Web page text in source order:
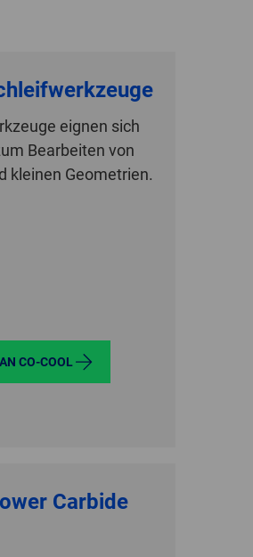
SWEDEN
SWITZERLAND
ENGLISH
eignen sich
Bearbeiten von
kleinen Geometrien.
CO-COOL
Carbide